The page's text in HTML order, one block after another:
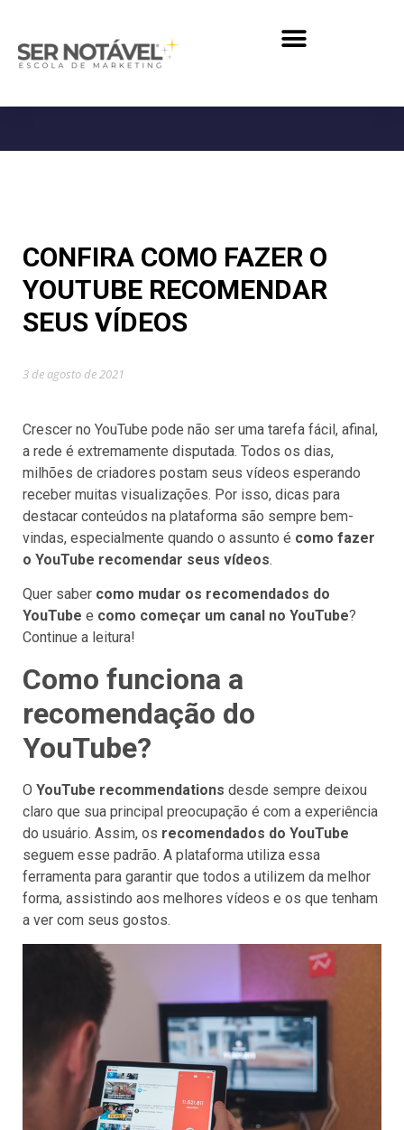
CONFIRA COMO FAZER O
YOUTUBE RECOMENDAR
SEUS VÍDEOS
3 de agosto de 2021
Crescer no YouTube pode não ser uma tarefa fácil, afinal,
a rede é extremamente disputada. Todos os dias,
milhões de criadores postam seus vídeos esperando
receber muitas visualizações. Por isso, dicas para
destacar conteúdos na plataforma são sempre bem-
vindas, especialmente quando o assunto é como fazer
o YouTube recomendar seus vídeos.
Quer saber como mudar os recomendados do
YouTube e como começar um canal no YouTube?
Continue a leitura!
Como funciona a
recomendação do
YouTube?
O YouTube recommendations desde sempre deixou
claro que sua principal preocupação é com a experiência
do usuário. Assim, os recomendados do YouTube
seguem esse padrão. A plataforma utiliza essa
ferramenta para garantir que todos a utilizem da melhor
forma, assistindo aos melhores vídeos e os que tenham
a ver com seus gostos.